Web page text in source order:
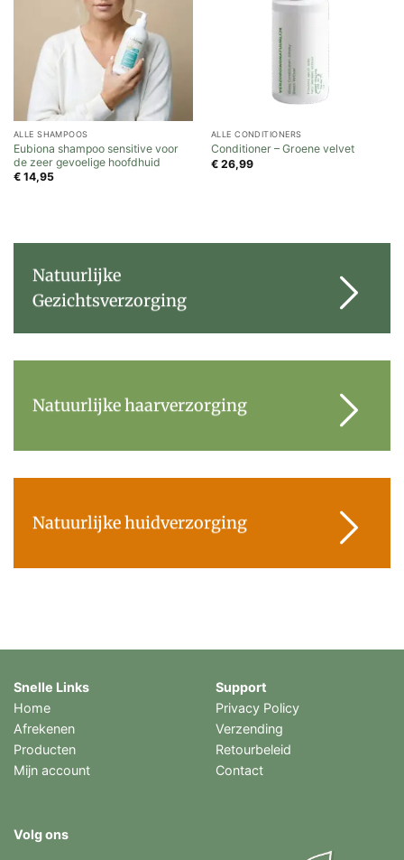
ALLE SHAMPOOS
Eubiona shampoo sensitive voor
de zeer gevoelige hoofdhuid
€14,95
ALLE CONDITIONERS
Conditioner – Groene velvet
€26,99
Natuurlijke
Gezichtsverzorging
Natuurlijke haarverzorging
Natuurlijke huidverzorging
Snelle Links
Home
Afrekenen
Producten
Mijn account
Support
Privacy Policy
Verzending
Retourbeleid
Contact
Volg ons